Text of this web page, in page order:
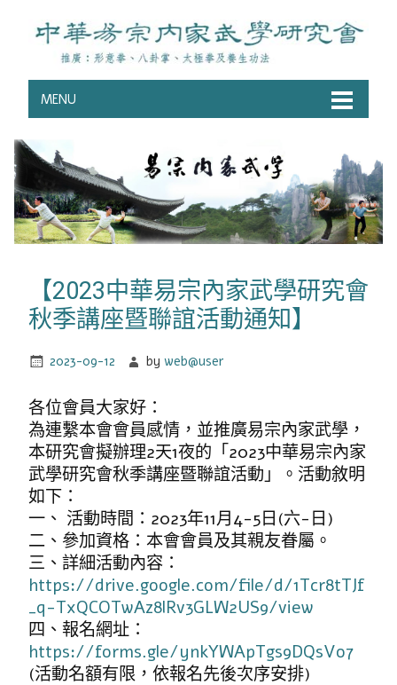
MENU
【2023中華易宗內家武學研究會
秋季講座暨聯誼活動通知】
2023-09-12 byweb@user
各位會員大家好：
為連繫本會會員感情，並推廣易宗內家武學，
本研究會擬辦理2天1夜的「2023中華易宗內家
武學研究會秋季講座暨聯誼活動」。活動敘明
如下：
一、 活動時間：2023年11月4-5日(六-日)
二、參加資格：本會會員及其親友眷屬。
三、詳細活動內容：
https://drive.google.com/file/d/1Tcr8tTJf
_q-TxQCOTwAz8lRv3GLW2US9/view
四、報名網址：
https://forms.gle/ynkYWApTgs9DQsVo7
(活動名額有限，依報名先後次序安排)